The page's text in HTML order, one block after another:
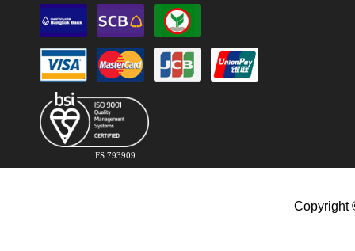
FS 793909
Copyright